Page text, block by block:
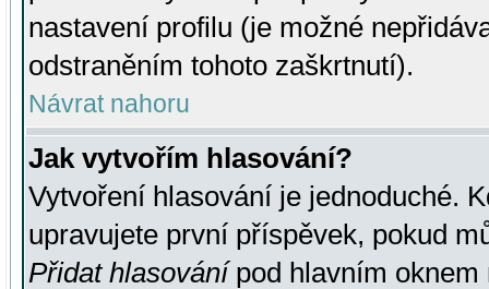
nastavení profilu (je možné
odstraněním tohoto zaškrtnutí).
Návrat nahoru
Jak vytvořím hlasování?
Vytvoření hlasování je jednoduché.
upravujete první příspěvek, pokud
Přidat hlasovánípod hlavním oknem